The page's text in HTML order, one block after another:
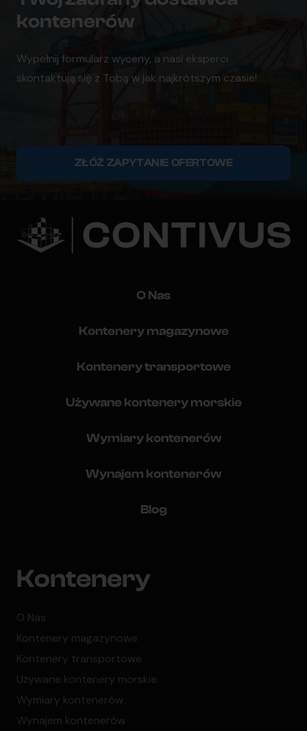
kontenerów
Wypełnij formularz wyceny, a nasi eksperci
skontaktują się z Tobą w jak najkrótszym czasie!
ZŁÓŻ ZAPYTANIE OFERTOWE
O Nas
Kontenery magazynowe
Kontenery transportowe
Używane kontenery morskie
Wymiary kontenerów
Wynajem kontenerów
Blog
Kontenery
O Nas
Kontenery magazynowe
Kontenery transportowe
Używane kontenery morskie
Wymiary kontenerów
Wynajem kontenerów